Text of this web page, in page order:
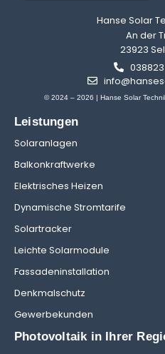
Photovoltaik in Ihrer
Leistungen
Solaranlagen
Balkonkraftwerke
Elektrisches Heizen
Dynamische Stromtarife
Solartracker
Leichte Solarmodule
Fassadeninstallation
Denkmalschutz
Gewerbekunden
Hanse Solar
An der
23923
© 2024 – 2026 | Hanse Solar